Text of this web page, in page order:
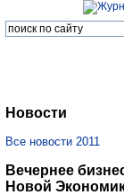
Новости
Все новости 2011
Вечернее
Новой